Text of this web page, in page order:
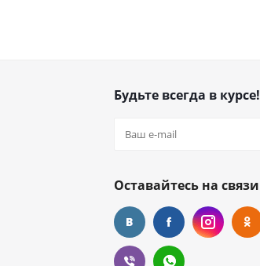
Будьте всегда в курсе!
Оставайтесь на связи